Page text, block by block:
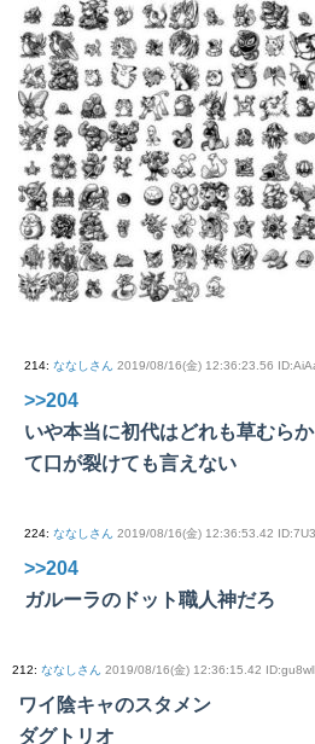
214: ななしさん 2019/08/16(金) 12:36:23.56
>>204
いや本当に初代はどれも草むら
て口が裂けても言えない
224: ななしさん 2019/08/16(金) 12:36:53.42
>>204
ガルーラのドット職人神だろ
212: ななしさん 2019/08/16(金) 12:36:15.42
ワイ陰キャのスタメン
ダグトリオ